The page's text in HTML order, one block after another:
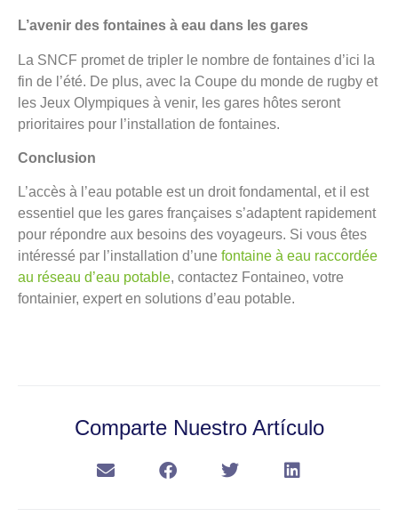
L’avenir des fontaines à eau dans les gares
La SNCF promet de tripler le nombre de fontaines d’ici la
fin de l’été. De plus, avec la Coupe du monde de rugby et
les Jeux Olympiques à venir, les gares hôtes seront
prioritaires pour l’installation de fontaines.
Conclusion
L’accès à l’eau potable est un droit fondamental, et il est
essentiel que les gares françaises s’adaptent rapidement
pour répondre aux besoins des voyageurs. Si vous êtes
intéressé par l’installation d’une fontaine à eau raccordée
au réseau d’eau potable, contactez Fontaineo, votre
fontainier, expert en solutions d’eau potable.
Comparte Nuestro Artículo